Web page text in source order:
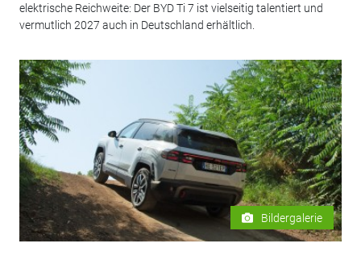
elektrische Reichweite: Der BYD Ti 7 ist vielseitig talentiert und
vermutlich 2027 auch in Deutschland erhältlich.
Bildergalerie